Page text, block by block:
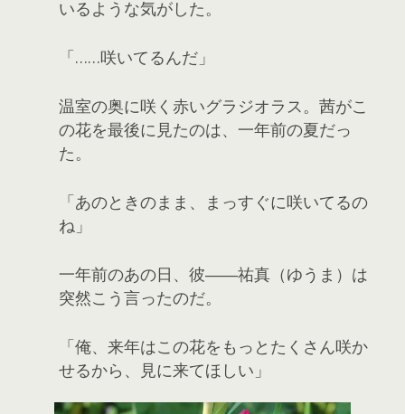
いるような気がした。
「……咲いてるんだ」
温室の奥に咲く赤いグラジオラス。茜がこ
の花を最後に見たのは、一年前の夏だっ
た。
「あのときのまま、まっすぐに咲いてるの
ね」
一年前のあの日、彼――祐真（ゆうま）は
突然こう言ったのだ。
「俺、来年はこの花をもっとたくさん咲か
せるから、見に来てほしい」